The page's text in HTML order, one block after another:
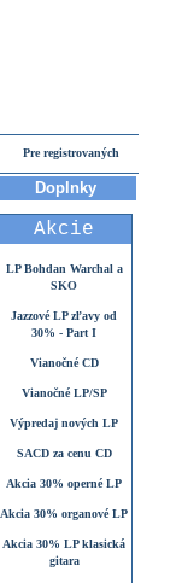
Pre registrovaných
Doplnky
Akcie
LP Bohdan Warchal a
SKO
Jazzové LP zľavy od
30% - Part I
Vianočné CD
Vianočné LP/SP
Výpredaj nových LP
SACD za cenu CD
Akcia 30% operné LP
Akcia 30% organové LP
Akcia 30% LP klasická
gitara